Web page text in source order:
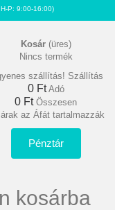
P: 9:00-16:00)
Kosár (üres)
Nincs termék
szállítás! Szállítás
0 Ft‎ Adó
0 Ft‎ Összesen
az Áfát tartalmazzák
Pénztár
kosárba